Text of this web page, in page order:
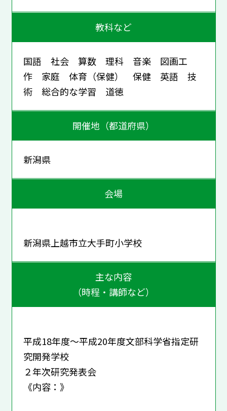
教科など
国語 社会 算数 理科 音楽 図画工
作 家庭 体育（保健） 保健 英語 技
術 総合的な学習 道徳
開催地（都道府県）
新潟県
会場
新潟県上越市立大手町小学校
主な内容
（時程・講師など）
平成18年度～平成20年度文部科学省指定研
究開発学校
２年次研究発表会
《内容：》